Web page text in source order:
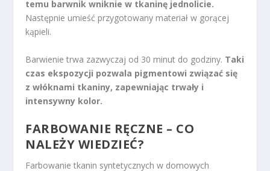
temu barwnik wniknie w tkaninę jednolicie.
Następnie umieść przygotowany materiał w gorącej
kąpieli.
Barwienie trwa zazwyczaj od 30 minut do godziny. Taki
czas ekspozycji pozwala pigmentowi związać się
z włóknami tkaniny, zapewniając trwały i
intensywny kolor.
FARBOWANIE RĘCZNE – CO
NALEŻY WIEDZIEĆ?
Farbowanie tkanin syntetycznych w domowych